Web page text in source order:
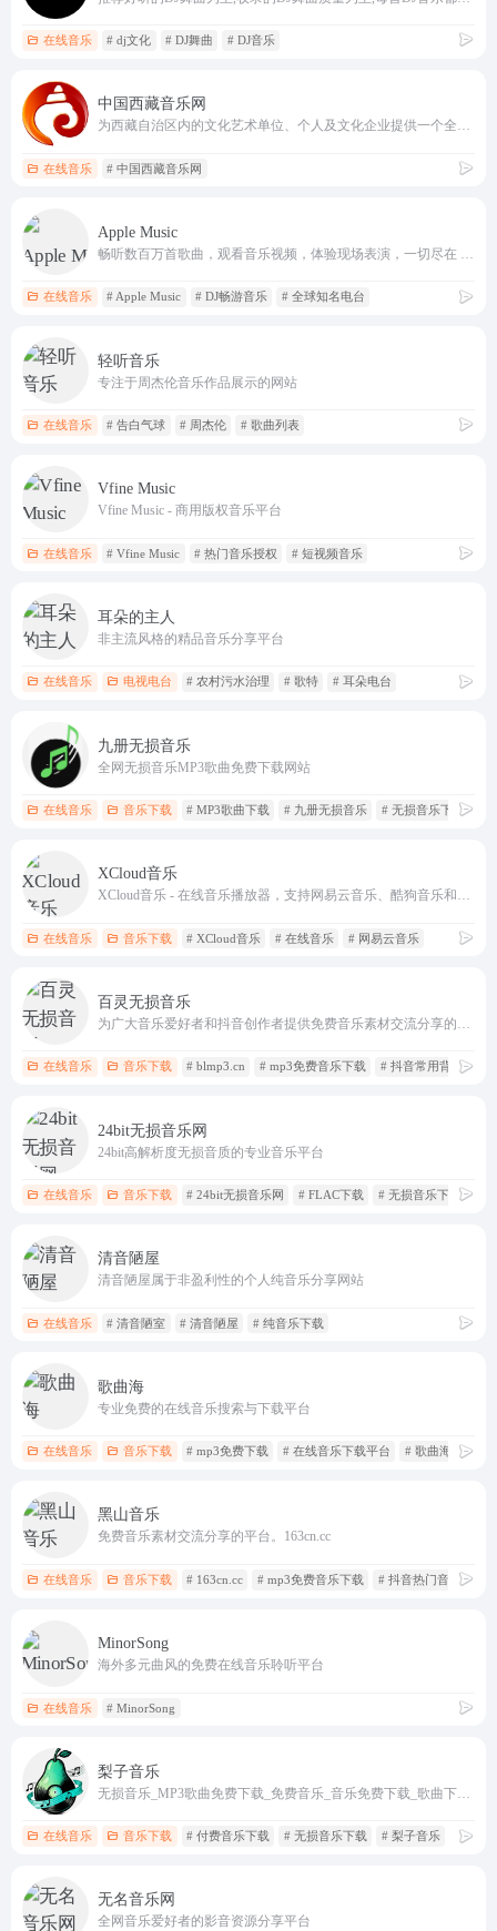
在线音乐 # dj文化 # DJ舞曲 # DJ音乐
中国西藏音乐网
为西藏自治区内的文化艺术单位、个人及文化企业提供一个全面和个性化的艺术交流平台
在线音乐 # 中国西藏音乐网
‎Apple Music
畅听数百万首歌曲，观看音乐视频，体验现场表演，一切尽在 Apple Music。订阅后即可在网页、App 或 Android 设备上播放。
在线音乐 # ‎Apple Music # DJ畅游音乐 # 全球知名电台
轻听音乐
专注于周杰伦音乐作品展示的网站
在线音乐 # 告白气球 # 周杰伦 # 歌曲列表
Vfine Music
Vfine Music - 商用版权音乐平台
在线音乐 # Vfine Music # 热门音乐授权 # 短视频音乐
耳朵的主人
非主流风格的精品音乐分享平台
在线音乐 电视电台 # 农村污水治理 # 歌特 # 耳朵电台
九册无损音乐
全网无损音乐MP3歌曲免费下载网站
在线音乐 音乐下载 # MP3歌曲下载 # 九册无损音乐 # 无损音乐下载
XCloud音乐
XCloud音乐 - 在线音乐播放器，支持网易云音乐、酷狗音乐和酷我音乐
在线音乐 音乐下载 # XCloud音乐 # 在线音乐 # 网易云音乐
百灵无损音乐
为广大音乐爱好者和抖音创作者提供免费音乐素材交流分享的平台。
在线音乐 音乐下载 # blmp3.cn # mp3免费音乐下载 # 抖音常用背景音乐
24bit无损音乐网
24bit高解析度无损音质的专业音乐平台
在线音乐 音乐下载 # 24bit无损音乐网 # FLAC下载 # 无损音乐下载
清音陋屋
清音陋屋属于非盈利性的个人纯音乐分享网站
在线音乐 # 清音陋室 # 清音陋屋 # 纯音乐下载
歌曲海
专业免费的在线音乐搜索与下载平台
在线音乐 音乐下载 # mp3免费下载 # 在线音乐下载平台 # 歌曲海
黑山音乐
免费音乐素材交流分享的平台。163cn.cc
在线音乐 音乐下载 # 163cn.cc # mp3免费音乐下载 # 抖音热门音乐下载
MinorSong
海外多元曲风的免费在线音乐聆听平台
在线音乐 # MinorSong
梨子音乐
在线音乐 音乐下载 # 付费音乐下载 # 无损音乐下载 # 梨子音乐
无名音乐网
全网音乐爱好者的影音资源分享平台